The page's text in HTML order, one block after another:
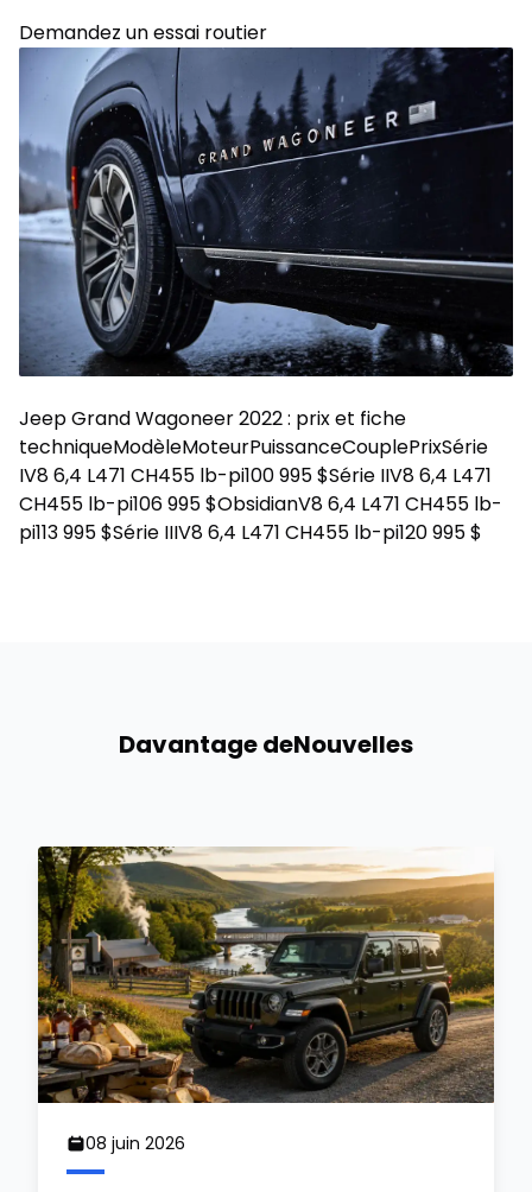
Demandez un essai routier
Jeep Grand Wagoneer 2022 : prix et fiche
techniqueModèleMoteurPuissanceCouplePrixSérie
IV8 6,4 L471 CH455 lb-pi100 995 $Série IIV8 6,4 L471
CH455 lb-pi106 995 $ObsidianV8 6,4 L471 CH455 lb-
pi113 995 $Série IIIV8 6,4 L471 CH455 lb-pi120 995 $
Davantage deNouvelles
08 juin 2026